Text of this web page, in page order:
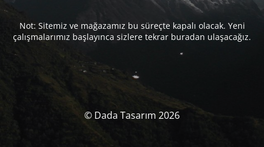
Not: Sitemiz ve mağazamız bu süreçte kapalı olacak. Yeni
çalışmalarımız başlayınca sizlere tekrar buradan ulaşacağız.
© Dada Tasarım 2026